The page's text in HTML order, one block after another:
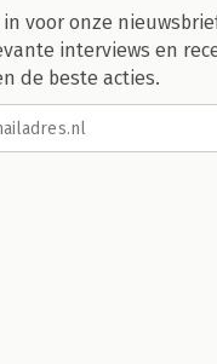
in voor onze
interviews en
de beste acties.